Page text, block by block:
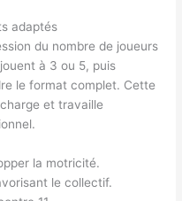
adaptés
du nombre de joueurs
à 3 ou 5, puis
le format complet. Cette
et travaille
la motricité.
le collectif.